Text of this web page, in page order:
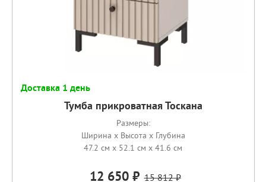
Доставка 1 день
Тумба прикроватная Тоскана
Размеры:
Ширина x Высота x Глубина
47.2 см x 52.1 см x 41.6 см
12 650 15 812